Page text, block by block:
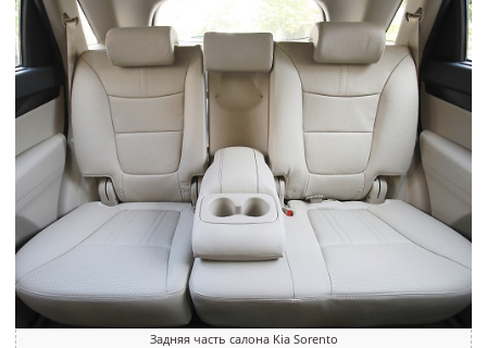
Задняя часть салона Kia Sorento